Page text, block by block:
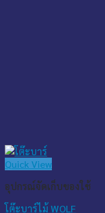
Quick View
อุปกรณ์จัดเก็บของใช้
โต๊ะบาร์ไม้ WOLF